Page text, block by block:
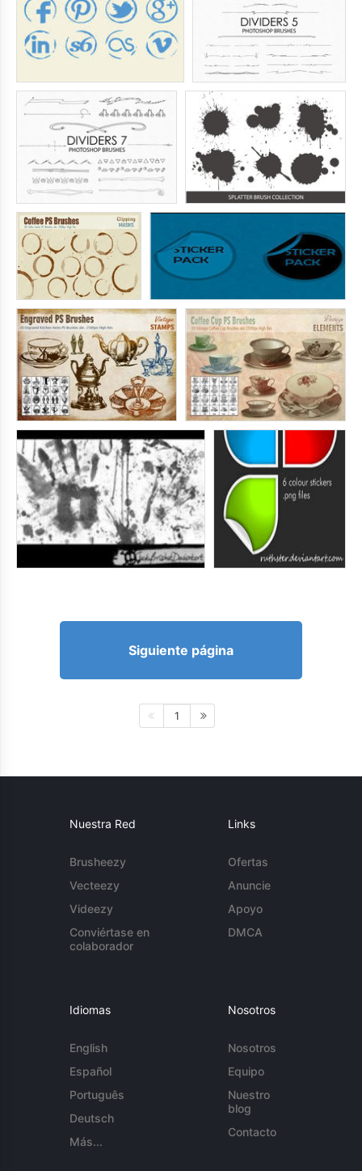
Siguiente página
1
Nuestra Red
Brusheezy
Vecteezy
Videezy
Conviértase en
colaborador
Links
Ofertas
Anuncie
Apoyo
DMCA
Idiomas
English
Español
Português
Deutsch
Más...
Nosotros
Nosotros
Equipo
Nuestro
blog
Contacto